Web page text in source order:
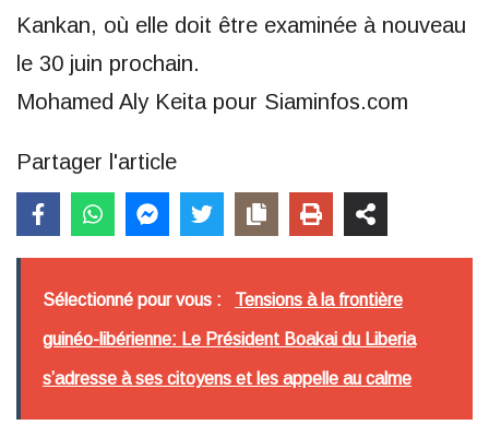
Kankan, où elle doit être examinée à nouveau
le 30 juin prochain.
Mohamed Aly Keita pour Siaminfos.com
Partager l'article
Sélectionné pour vous : Tensions à la frontière
guinéo-libérienne: Le Président Boakai du Liberia
s’adresse à ses citoyens et les appelle au calme